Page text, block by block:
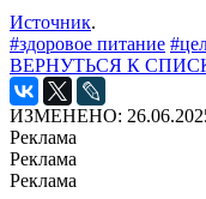
Источник.
#здоровое питание
ВЕРНУТЬСЯ К
ИЗМЕНЕНО:
Реклама
Реклама
Реклама